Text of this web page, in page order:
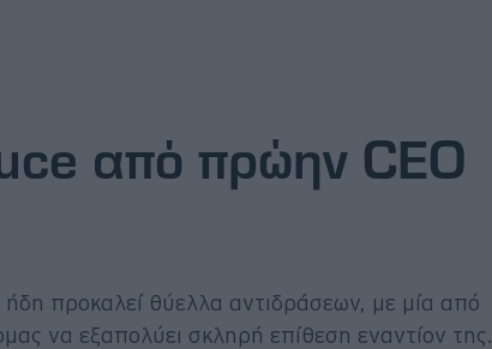
από πρώην CEO
προκαλεί θύελλα αντιδράσεων, με μία από
να εξαπολύει σκληρή επίθεση εναντίον της.